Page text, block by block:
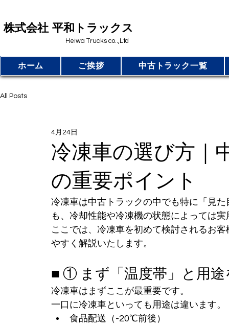
​株式会社 平和トラックス
Heiwa Trucks co..,Ltd
ホーム ご挨拶 中古トラック一覧
All Posts
冷凍車の選び方｜
の重要ポイント
4月24日
冷凍車は中古トラックの中でも特に「見
も、冷却性能や冷凍機の状態によっては
ここでは、冷凍車を初めて検討されるお
やすく解説いたします。
■ ① まず「温度帯」と用
冷凍車はまずここが最重要です。
一口に冷凍車といっても用途は違います。
食品配送（-20℃前後）